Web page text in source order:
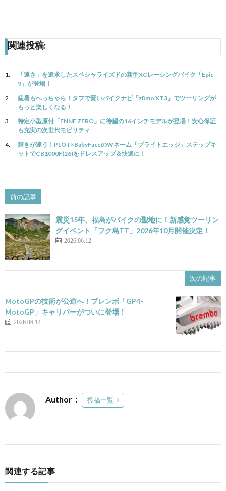
関連投稿:
「速さ」を追求したスペシャライズドの新型XCレーシングバイク「Epic
9」が登場！
猛暑もへっちゃら！タフで賢いバイクナビ『zūmo XT3』でツーリングが
もっと楽しくなる！
特定小型原付「ENNE ZERO」に待望の16インチモデルが登場！安心保証
も充実の次世代モビリティ
輝きが違う！PLOT×BabyFaceのWネーム「ブライトエッジ」ステップキ
ットでCB1000F(26)をドレスアップ＆快適に！
前の記事
震災15年、福島がバイクの聖地に！新感覚ツーリン
グイベント「フク島TT」2026年10月開催決定！
2026.06.12
次の記事
MotoGPの技術が公道へ！ブレンボ「GP4-
MotoGP」キャリパーがついに登場！
2026.06.14
Author： 投稿一覧
関連する記事